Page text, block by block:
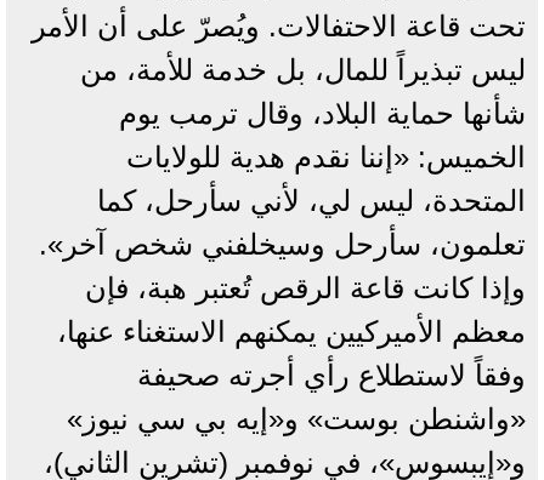
تحت قاعة الاحتفالات. ويُصرّ على أن الأمر
ليس تبذيراً للمال، بل خدمة للأمة، من
شأنها حماية البلاد، وقال ترمب يوم
الخميس: «إننا نقدم هدية للولايات
المتحدة، ليس لي، لأني سأرحل، كما
تعلمون، سأرحل وسيخلفني شخص آخر».
وإذا كانت قاعة الرقص تُعتبر هبة، فإن
معظم الأميركيين يمكنهم الاستغناء عنها،
وفقاً لاستطلاع رأي أجرته صحيفة
«واشنطن بوست» و«إيه بي سي نيوز»
و«إيبسوس»، في نوفمبر (تشرين الثاني)،